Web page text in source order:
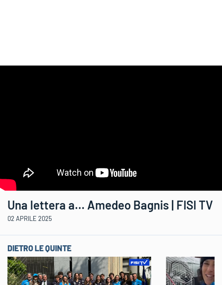
Una lettera a… Amedeo Bagnis | FISI TV
02 APRILE 2025
DIETRO LE QUINTE